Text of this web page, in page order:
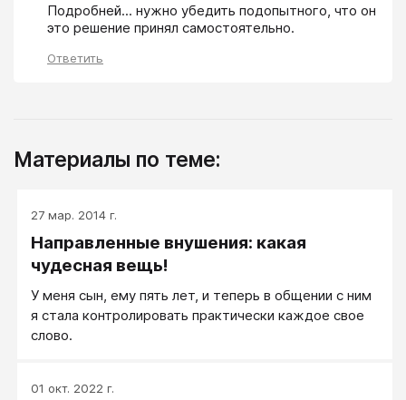
Подробней... нужно убедить подопытного, что он
это решение принял самостоятельно.
Ответить
Материалы по теме:
27 мар. 2014 г.
Направленные внушения: какая
чудесная вещь!
У меня сын, ему пять лет, и теперь в общении с ним
я стала контролировать практически каждое свое
слово.
01 окт. 2022 г.